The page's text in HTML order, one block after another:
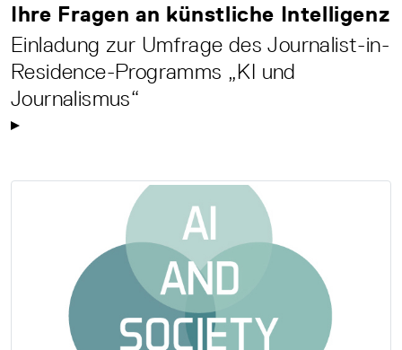
Ihre Fragen an künstliche Intelligenz
Einladung zur Umfrage des Journalist-in-
Residence-Programms „KI und
Journalismus“